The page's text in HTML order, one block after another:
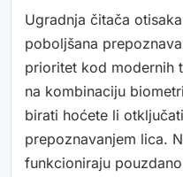
Ugradnja čitača
poboljšana
prioritet kod modernih
na kombinaciju
birati hoćete li
prepoznavanjem lica.
funkcioniraju